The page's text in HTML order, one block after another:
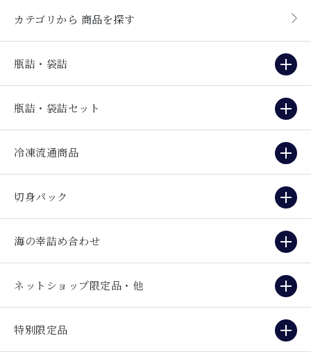
カテゴリから 商品を探す
瓶詰・袋詰
瓶詰・袋詰セット
冷凍流通商品
切身パック
海の幸詰め合わせ
ネットショップ限定品・他
特別限定品